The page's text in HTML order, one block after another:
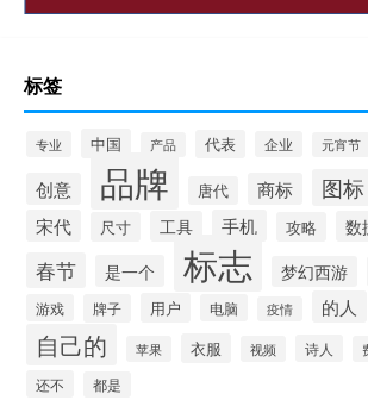
标签
专业 中国 产品 代表 企业 元宵节
创意 品牌 唐代 商标 图标
宋代 尺寸 工具 手机 攻略 数
春节 是一个 标志 梦幻西游
游戏 牌子 用户 电脑 疫情 的人
自己的 苹果 衣服 视频 诗人
还不 都是